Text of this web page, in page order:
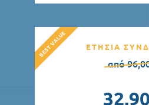
ΕΤΗΣΙΑ
από